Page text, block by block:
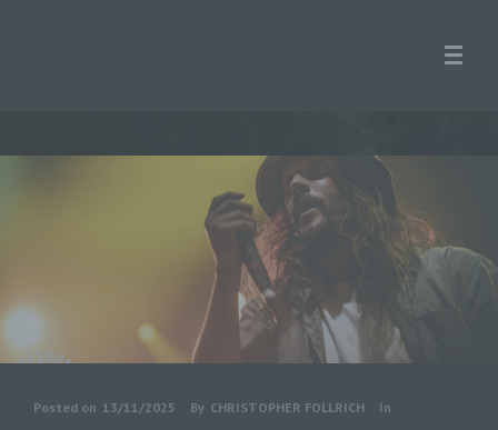
Posted on 13/11/2025 By CHRISTOPHER FOLLRICH In